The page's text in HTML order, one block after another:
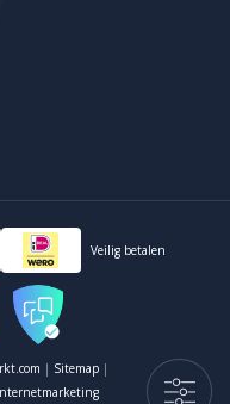
Veilig betalen
| Sitemap |